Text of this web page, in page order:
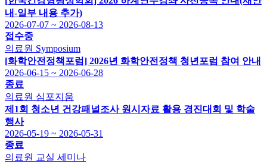
내-일부 내용 추가)
2026-07-07 ~ 2026-08-13
접수중
의료원 Symposium
[화학안전정책포럼] 2026년 화학안전정책 청년포럼 참여 안내
2026-06-15 ~ 2026-06-28
종료
의료원 심포지움
제1회 청소년 건강패널조사 원시자료 활용 경진대회 및 학술
행사
2026-05-19 ~ 2026-05-31
종료
의료원 교실 세미나